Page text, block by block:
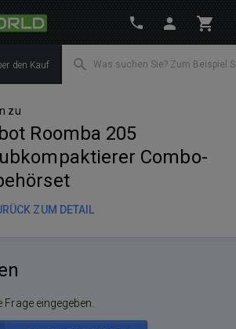
den Kauf
zu
Roomba 205
Combo-
ZUM DETAIL
eingegeben.